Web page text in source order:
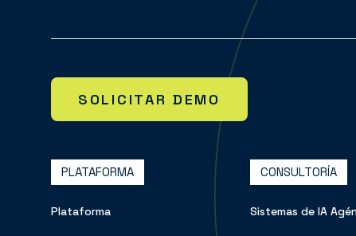
SOLICITAR DEMO
PLATAFORMA
Plataforma
CONSULTORÍA
Sistemas de IA